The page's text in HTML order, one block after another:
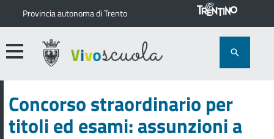
Provincia autonoma di Trento
Concorso straordinario per
titoli ed esami: assunzioni a